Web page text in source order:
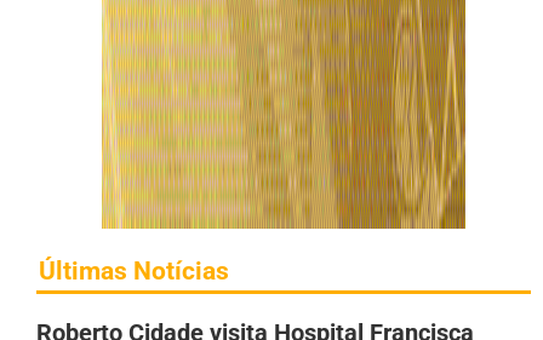
Últimas Notícias
Roberto Cidade visita Hospital Francisca